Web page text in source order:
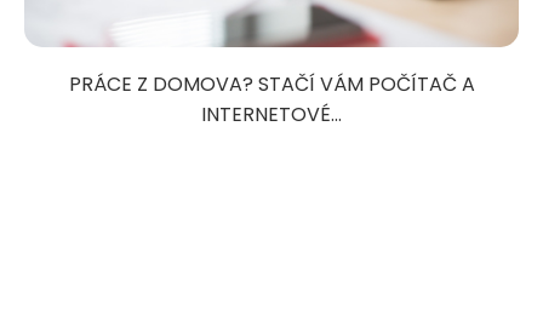
PRÁCE Z DOMOVA? STAČÍ VÁM POČÍTAČ A
INTERNETOVÉ...